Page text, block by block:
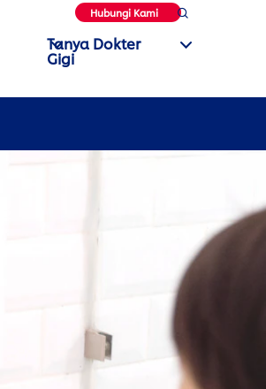
Hubungi Kami
Tanya Dokter
Gigi